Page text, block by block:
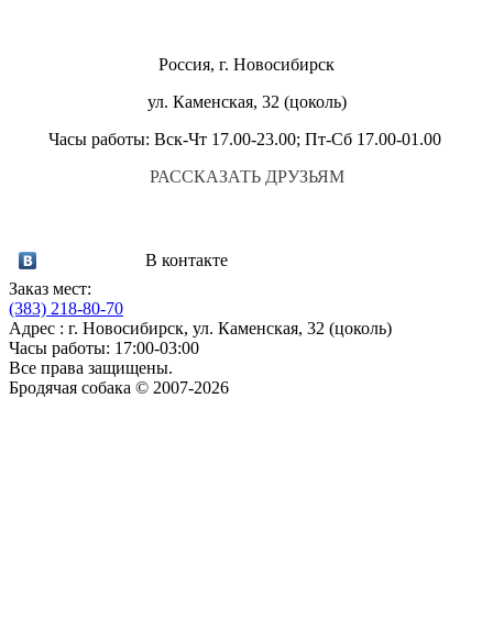
Россия, г. Новосибирск
ул. Каменская, 32 (цоколь)
Часы работы: Вск-Чт 17.00-23.00; Пт-Сб 17.00-01.00
РАССКАЗАТЬ ДРУЗЬЯМ
В контакте
Заказ мест:
(383) 218-80-70
Адрес : г. Новосибирск, ул. Каменская, 32 (цоколь)
Часы работы: 17:00-03:00
Все права защищены.
Бродячая собака © 2007-2026